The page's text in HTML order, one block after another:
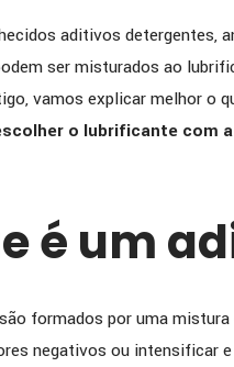
aditivos detergentes,
ser misturados ao
vamos explicar melhor o
o lubrificante com
é um
formados por uma mistura
negativos ou intensificar
como a
eficiência